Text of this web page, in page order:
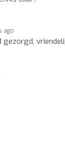
ago
gezorgd,